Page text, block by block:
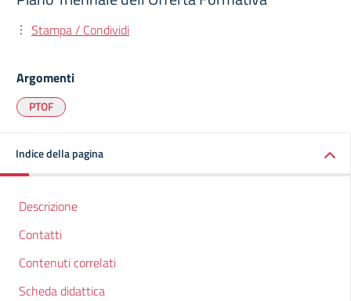
Stampa / Condividi
Argomenti
PTOF
Indice della pagina
Descrizione
Contatti
Contenuti correlati
Scheda didattica